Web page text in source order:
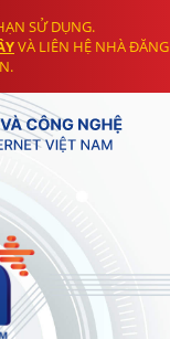
SỬ DỤNG.
VÀ LIÊN HỆ NHÀ ĐĂNG